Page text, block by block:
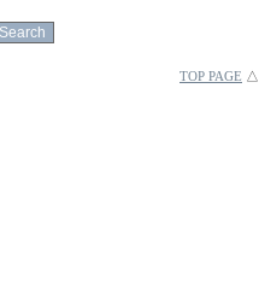
TOP PAGE △